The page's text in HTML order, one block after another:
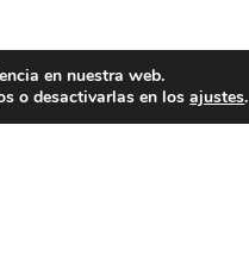
en nuestra web.
o desactivarlas en losajustes.